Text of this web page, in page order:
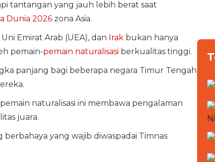
tantangan yang jauh lebih berat saat
Dunia 2026zona Asia.
Emirat Arab (UEA), dan Irak bukan hanya
pemain-pemain naturalisasi berkualitas tinggi.
panjang bagi beberapa negara Timur Tengah
naturalisasi ini membawa pengalaman
juara.
yang wajib diwaspadai Timnas